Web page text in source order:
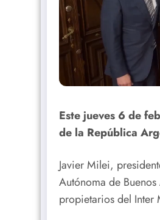
Este jueves 6 de
de la República
Javier Milei,
Autónoma de
propietarios del Inter